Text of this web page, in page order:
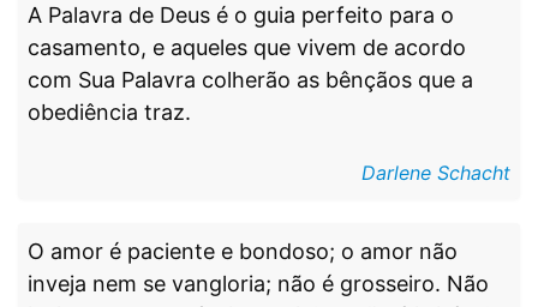
A Palavra de Deus é o guia perfeito para o
casamento, e aqueles que vivem de acordo
com Sua Palavra colherão as bênçãos que a
obediência traz.
Darlene Schacht
O amor é paciente e bondoso; o amor não
inveja nem se vangloria; não é grosseiro. Não